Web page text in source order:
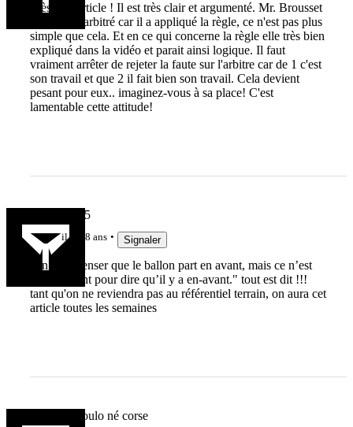
Très bon article ! Il est très clair et argumenté. Mr. Brousset
a très bien arbitré car il a appliqué la règle, ce n'est pas plus
simple que cela. Et en ce qui concerne la règle elle très bien
expliqué dans la vidéo et parait ainsi logique. Il faut
vraiment arrêter de rejeter la faute sur l'arbitre car de 1 c'est
son travail et que 2 il fait bien son travail. Cela devient
pesant pour eux.. imaginez-vous à sa place! C'est
lamentable cette attitude!
Dormeur 15
il y a 8 ans Signaler
"on peut penser que le ballon part en avant, mais ce n’est
pas suffisant pour dire qu’il y a en-avant." tout est dit !!!
tant qu'on ne reviendra pas au référentiel terrain, on aura cet
article toutes les semaines
Fafa2a le toulo né corse